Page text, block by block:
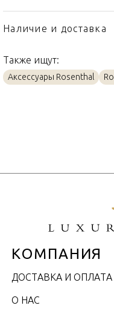
Тип товара
Бренд
Страна производителя
Материал
Наличие и доставка
Также ищут:
Аксессуары Rosenthal
КОМПАНИЯ
ДОСТАВКА И ОПЛАТА
О НАС